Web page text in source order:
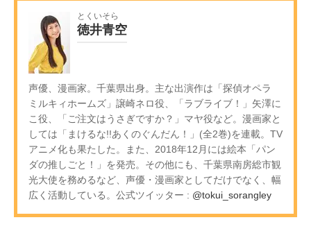
とくいそら
徳井青空
声優、漫画家。千葉県出身。主な出演作は「探偵オペラ
ミルキィホームズ」譲崎ネロ役、「ラブライブ！」矢澤に
こ役、「ご注文はうさぎですか？」マヤ役など。漫画家と
しては「まけるな!!あくのぐんだん！」(全2巻)を連載。TV
アニメ化も果たした。また、2018年12月には絵本「パン
ダの推しごと！」を発売。その他にも、千葉県南房総市観
光大使を務めるなど、声優・漫画家としてだけでなく、幅
広く活動している。公式ツイッター : @tokui_sorangley